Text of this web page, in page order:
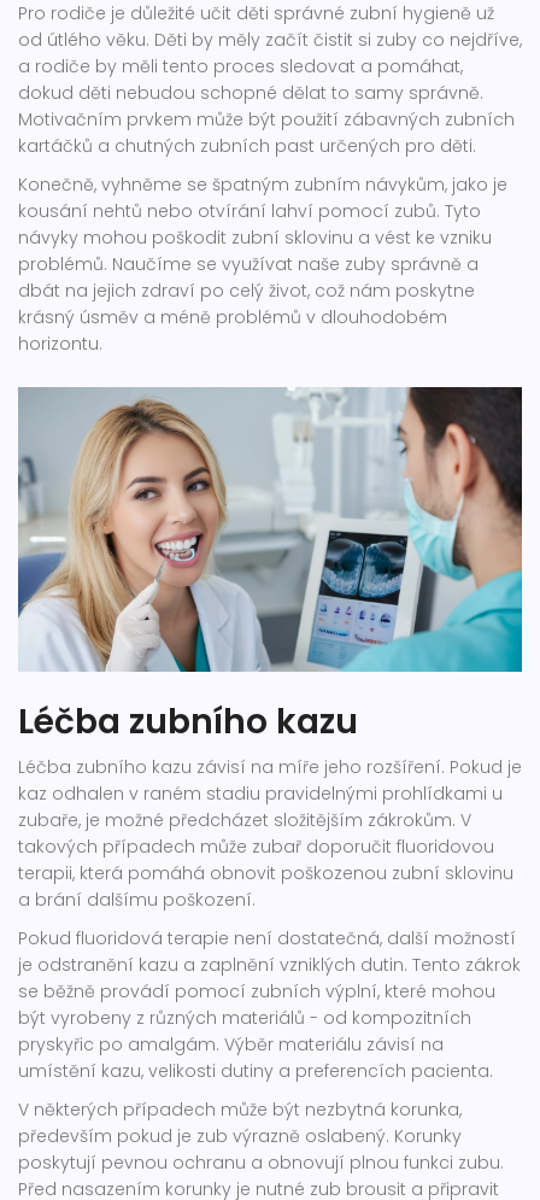
Pro rodiče je důležité učit děti správné zubní hygieně už
od útlého věku. Děti by měly začít čistit si zuby co nejdříve,
a rodiče by měli tento proces sledovat a pomáhat,
dokud děti nebudou schopné dělat to samy správně.
Motivačním prvkem může být použití zábavných zubních
kartáčků a chutných zubních past určených pro děti.
Konečně, vyhněme se špatným zubním návykům, jako je
kousání nehtů nebo otvírání lahví pomocí zubů. Tyto
návyky mohou poškodit zubní sklovinu a vést ke vzniku
problémů. Naučíme se využívat naše zuby správně a
dbát na jejich zdraví po celý život, což nám poskytne
krásný úsměv a méně problémů v dlouhodobém
horizontu.
Léčba zubního kazu
Léčba zubního kazu závisí na míře jeho rozšíření. Pokud je
kaz odhalen v raném stadiu pravidelnými prohlídkami u
zubaře, je možné předcházet složitějším zákrokům. V
takových případech může zubař doporučit fluoridovou
terapii, která pomáhá obnovit poškozenou zubní sklovinu
a brání dalšímu poškození.
Pokud fluoridová terapie není dostatečná, další možností
je odstranění kazu a zaplnění vzniklých dutin. Tento zákrok
se běžně provádí pomocí zubních výplní, které mohou
být vyrobeny z různých materiálů - od kompozitních
pryskyřic po amalgám. Výběr materiálu závisí na
umístění kazu, velikosti dutiny a preferencích pacienta.
V některých případech může být nezbytná korunka,
především pokud je zub výrazně oslabený. Korunky
poskytují pevnou ochranu a obnovují plnou funkci zubu.
Před nasazením korunky je nutné zub brousit a připravit